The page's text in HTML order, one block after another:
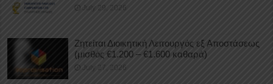
July 29, 2026
Ζητείται Διοικητική Λειτουργός εξ Αποστάσεως
(μισθός €1.200 – €1.600 καθαρά)
July 27, 2026